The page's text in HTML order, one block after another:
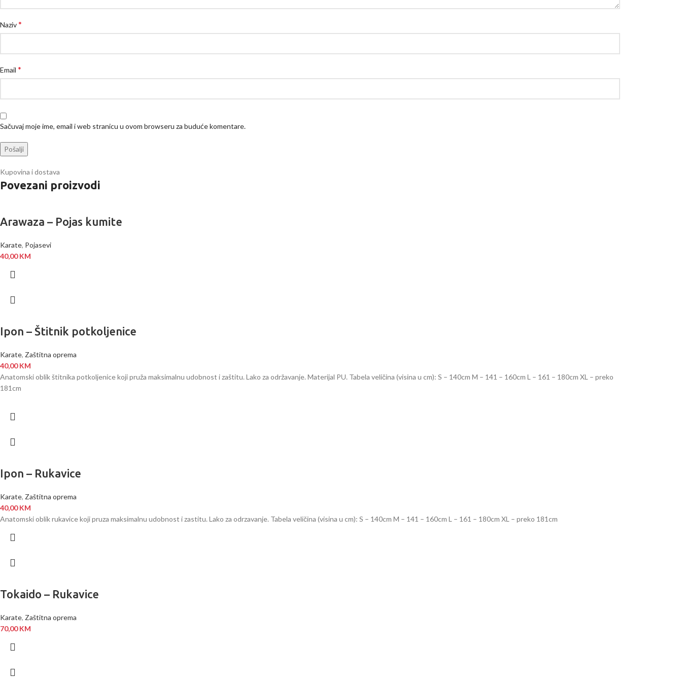
Naziv*
Email *
Sačuvaj moje ime, email i web stranicu u ovom browseru za buduće komentare.
Kupovina i dostava
Povezani proizvodi
Arawaza – Pojas kumite
Karate, Pojasevi
40,00KM
Ipon – Štitnik potkoljenice
Karate, Zaštitna oprema
40,00KM
Anatomski oblik štitnika potkoljenice koji pruža maksimalnu udobnost i zaštitu. Lako za održavanje. Materijal PU. Tabela veličina (visina u cm): S – 140cm M – 141 – 160cm L – 161 – 180cm XL – preko
181cm
Ipon – Rukavice
Karate, Zaštitna oprema
40,00KM
Anatomski oblik rukavice koji pruza maksimalnu udobnost i zastitu. Lako za odrzavanje. Tabela veličina (visina u cm): S – 140cm M – 141 – 160cm L – 161 – 180cm XL – preko 181cm
Tokaido – Rukavice
Karate, Zaštitna oprema
70,00KM